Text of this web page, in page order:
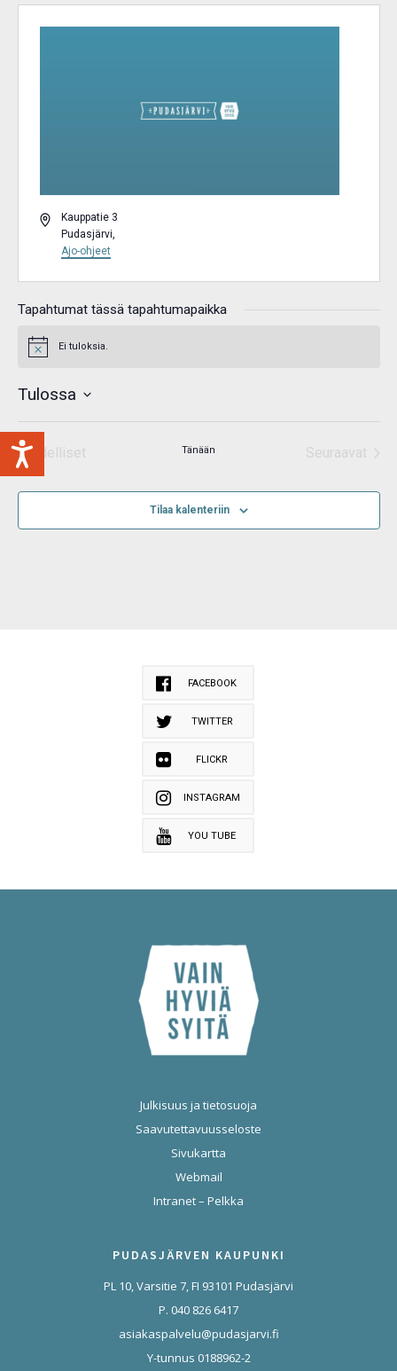
OsoiteKauppatie 3
Pudasjärvi,
Ajo-ohjeet
Tapahtumat tässä tapahtumapaikka
Notice Ei tuloksia.
Tulossa
Valitse
päivä.
Edelliset
Tänään
Seuraavat
Tilaa kalenteriin
FACEBOOK
TWITTER
FLICKR
INSTAGRAM
YOU TUBE
Julkisuus ja tietosuoja
Saavutettavuusseloste
Sivukartta
Webmail
Intranet – Pelkka
PUDASJÄRVEN KAUPUNKI
PL 10, Varsitie 7, FI 93101 Pudasjärvi
P. 040 826 6417
asiakaspalvelu@pudasjarvi.fi
Y-tunnus 0188962-2